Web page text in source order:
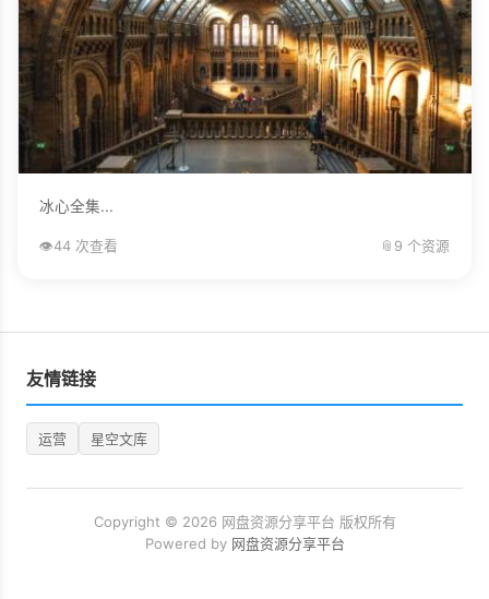
冰心全集...
👁️44 次查看 📎 9 个资源
友情链接
运营 星空文库
Copyright © 2026 网盘资源分享平台 版权所有
Powered by 网盘资源分享平台